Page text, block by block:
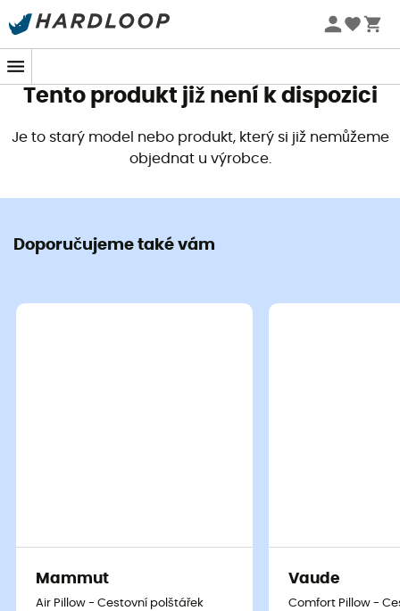
Letní akce 🔥 -5 % EXTRA při nákupu 2 produktů* s kódem
Tento produkt již není k dispozici
Je to starý model nebo produkt, který si již nemůžeme
objednat u výrobce.
Doporučujeme také vám
Mammut
Air Pillow - Cestovní polštářek
Vaude
Comfort Pillow -